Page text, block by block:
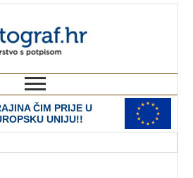
ČIM PRIJE U
UNIJU!!